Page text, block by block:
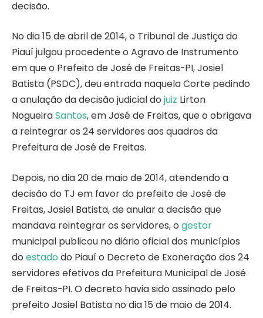
decisão.
No dia 15 de abril de 2014, o Tribunal de Justiça do
Piauí julgou procedente o Agravo de Instrumento
em que o Prefeito de José de Freitas-PI, Josiel
Batista (PSDC), deu entrada naquela Corte pedindo
a anulação da decisão judicial do juiz Lirton
NogueiraSantos, em José de Freitas, que o obrigava
a reintegrar os 24 servidores aos quadros da
Prefeitura de José de Freitas.
Depois, no dia 20 de maio de 2014, atendendo a
decisão do TJ em favor do prefeito de José de
Freitas, Josiel Batista, de anular a decisão que
mandava reintegrar os servidores, o gestor
municipal publicou no diário oficial dos municípios
do estadodo Piauí o Decreto de Exoneração dos 24
servidores efetivos da Prefeitura Municipal de José
de Freitas-PI. O decreto havia sido assinado pelo
prefeito Josiel Batista no dia 15 de maio de 2014.